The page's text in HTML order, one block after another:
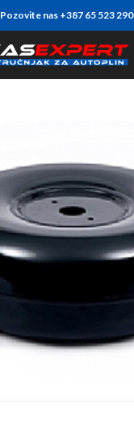
Pozovite nas +387 65 523 290